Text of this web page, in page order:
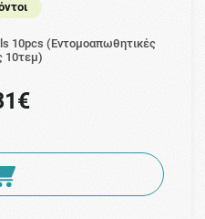
10pcs (Εντομοαπωθητικές
10τεμ)